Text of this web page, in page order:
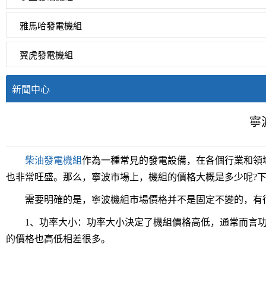
雅馬哈發電機組
翼虎發電機組
新聞中心
寧
柴油發電機組作為一種常見的發電設備，在各個行業和
也非常旺盛。那么，寧波市場上，機組的價格大概是多少呢?
需要明確的是，寧波機組市場價格并不是固定不變的，有
1、功率大小：功率大小決定了機組價格高低，通常而言
的價格也高低相差很多。